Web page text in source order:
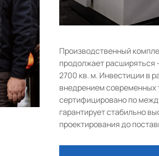
Производственный
продолжает расширяться
2700 кв. м. Инвестиции в
внедрением современных
сертифицировано по
гарантирует стабильно
проектирования до